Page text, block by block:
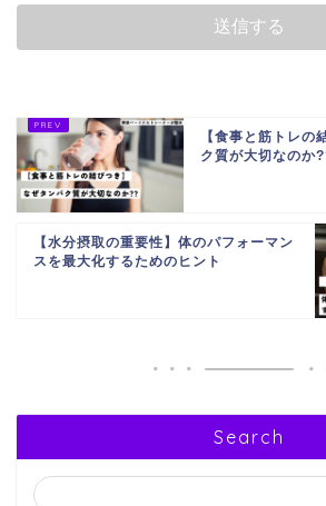
【食事と筋トレの
ク質が大切なのか
【水分摂取の重要性】体のパフォーマン
スを最大化するためのヒント
Search